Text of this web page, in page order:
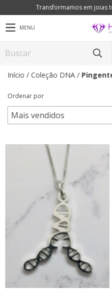
Transformamos em joias
MENU
Início / Coleção DNA /
Ordenar por